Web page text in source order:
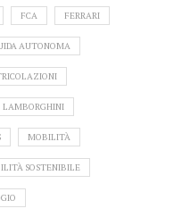
FCA FERRARI
AUTONOMA
LAMBORGHINI
MOBILITÀ
SOSTENIBILE